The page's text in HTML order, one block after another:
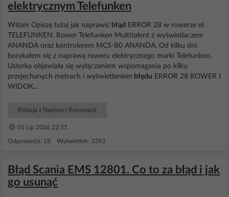
elektrycznym Telefunken
Witam Opiszę tutaj jak naprawić błąd ERROR 28 w rowerze el.
TELEFUNKEN. Rower Telefunken Multitalent z wyświetlaczem
ANANDA oraz kontrolerem MC5-B0 ANANDA. Od kilku dni
borykałem się z naprawą roweru elektrycznego marki Telefunken.
Usterka objawiała się wyłączaniem wspomagania po kilku
przejechanych metrach i wyświetlaniem błędu ERROR 28 ROWER I
WIDOK...
Relacja z Napraw i Renowacji
05 Lip 2026 22:51
Odpowiedzi: 18 Wyświetleń: 3393
Błąd Scania EMS 12801. Co to za błąd i jak
go usunąć